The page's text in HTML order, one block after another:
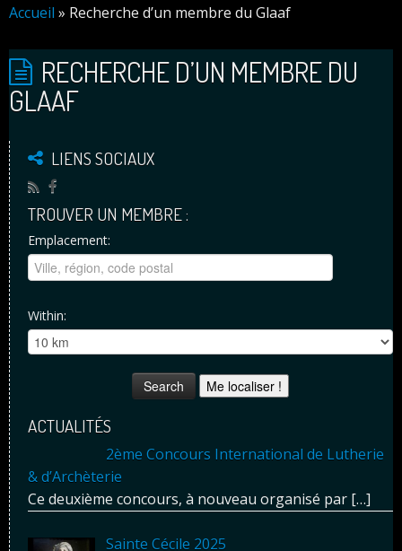
Accueil » Recherche d’un membre du Glaaf
RECHERCHE D’UN MEMBRE DU
GLAAF
LIENS SOCIAUX
TROUVER UN MEMBRE :
Emplacement:
Within:
Me localiser !
ACTUALITÉS
2ème Concours International de Lutherie
& d’Archèterie
Ce deuxième concours, à nouveau organisé par […]
Sainte Cécile 2025